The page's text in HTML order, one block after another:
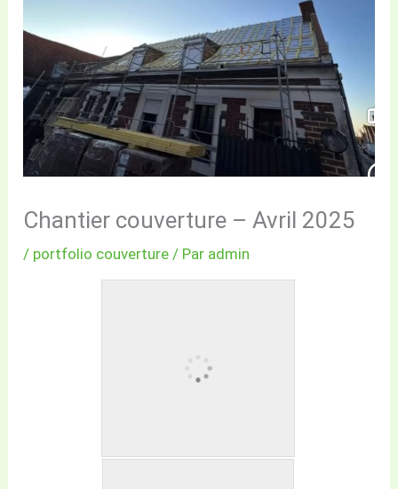
Chantier couverture – Avril 2025
/ portfolio couverture / Par admin